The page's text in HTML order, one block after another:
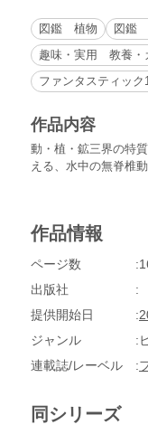
図鑑 植物 図鑑
趣味・実用 教養・
ファンタスティック
作品内容
動・植・鉱三界の特
える、水中の無脊椎
か。水中でなければ
は、アクアリウムを
像創生>を追体験する
る・ファンタスティ
作品情報
ページ数
出版社
提供開始日
ジャンル
連載誌/レーベル
同シリーズ